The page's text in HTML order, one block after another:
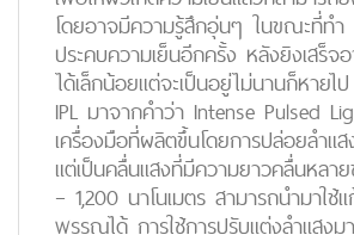
โดยอาจมีความรู้สึกอุ่นๆ ในขณะที่ทำ
ประคบความเย็นอีกครั้ง หลังยิงเสร็จ
ได้เล็กน้อยแต่จะเป็นอยู่ไม่นานก็หายไป
IPL มาจากคำว่า Intense Pulsed
เครื่องมือที่ผลิตขึ้นโดยการปล่อยลำแส
แต่เป็นคลื่นแสงที่มีความยาวคลื่นหล
– 1,200 นาโนเมตร สามารถนำมาใ
พรรณได้ การใช้การปรับแต่งลำแสง